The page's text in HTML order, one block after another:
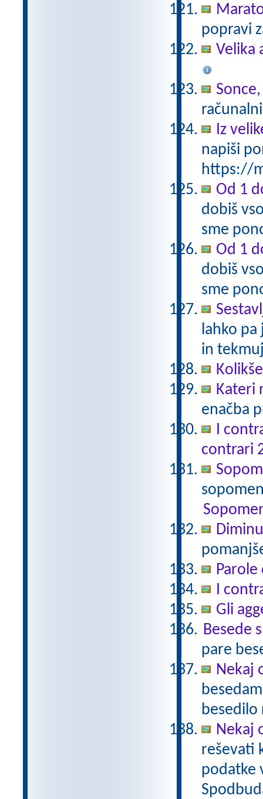
popravi
Velika
Iz
napiši
https://
Od 1
dobiš
sme
Od 1
dobiš
sme
lahko
in
Kateri
enačba
I
contrari
Parole
I
Gli
Besede
pare
Nekaj
besedilo
Nekaj
reševati
podatke